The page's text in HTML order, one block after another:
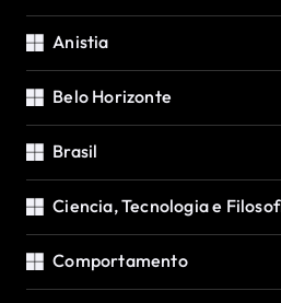
Anistia
Belo Horizonte
Brasil
Ciencia, Tecnologia e
Comportamento